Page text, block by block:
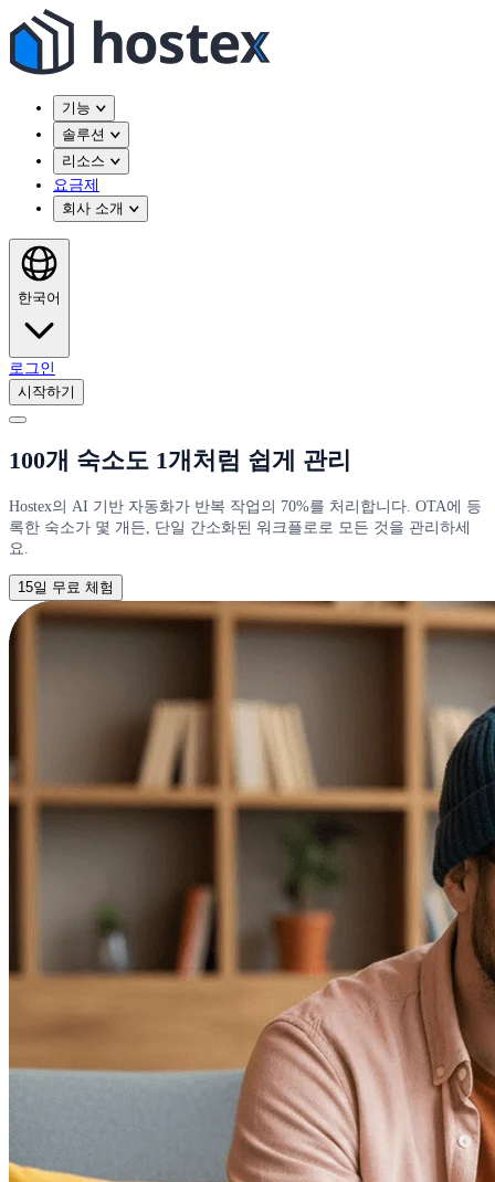
기능
솔루션
리소스
요금제
회사 소개
한국어
로그인
시작하기
100개 숙소도 1개처럼 쉽게 관리
Hostex의 AI 기반 자동화가 반복 작업의 70%를 처리합니다. OTA에 등
록한 숙소가 몇 개든, 단일 간소화된 워크플로로 모든 것을 관리하세
요.
15일 무료 체험